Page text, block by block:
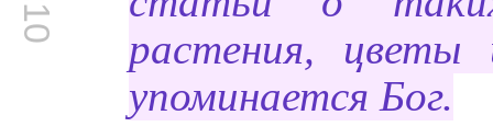
растения, цветы
упоминается Бог.